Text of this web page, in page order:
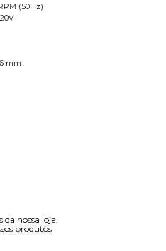
(50Hz)
mm
da nossa loja.
produtos